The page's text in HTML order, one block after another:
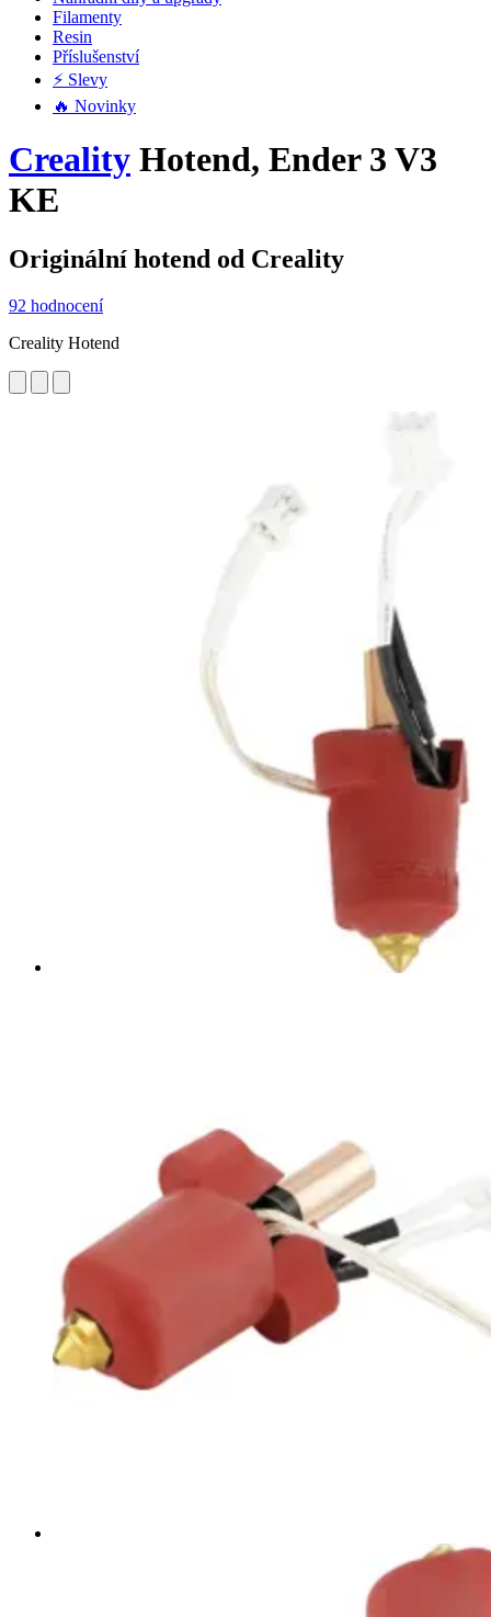
Filamenty
Resin
Příslušenství
⚡ Slevy
🔥 Novinky
Creality Hotend, Ender 3 V3
KE
Originální hotend od Creality
92 hodnocení
Creality Hotend